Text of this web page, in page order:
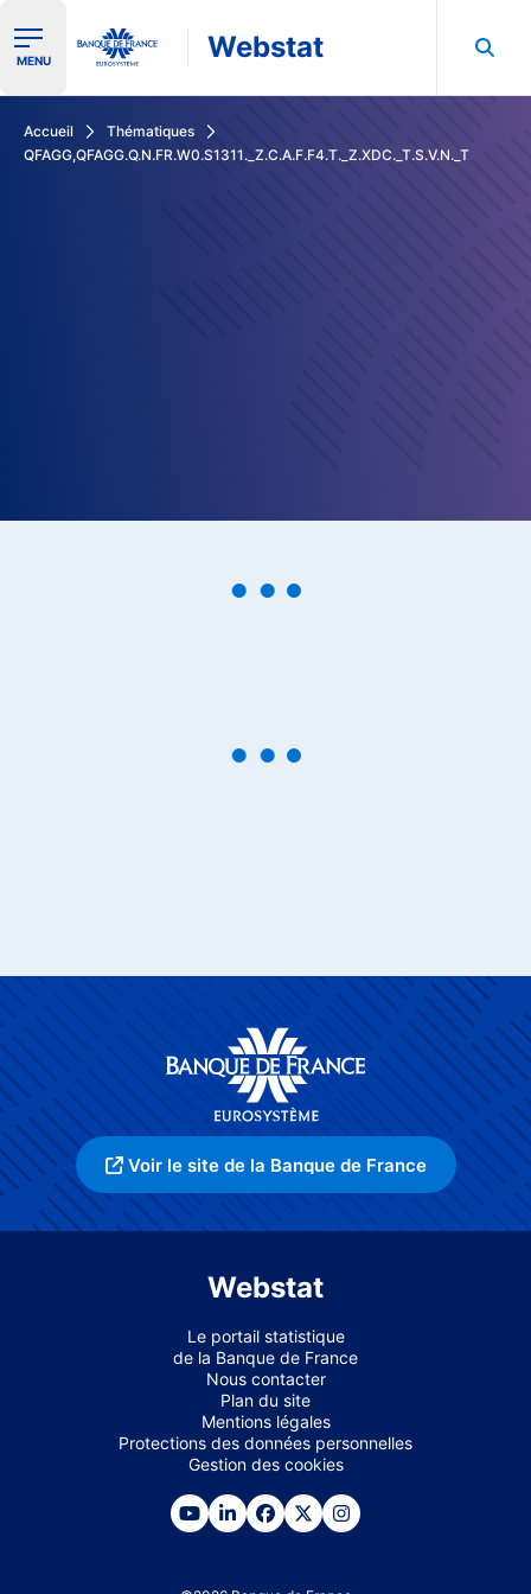
Ouvrir le menu de navigation
MENU Webstat
Accueil
Thématiques
QFAGG,QFAGG.Q.N.FR.W0.S1311._Z.C.A.F.F4.T._Z.XDC._T.S.V.N._T
Voir le site de la Banque de France
Webstat
Le portail statistique
de la Banque de France
Nous contacter
Plan du site
Mentions légales
Protections des données personnelles
Gestion des cookies